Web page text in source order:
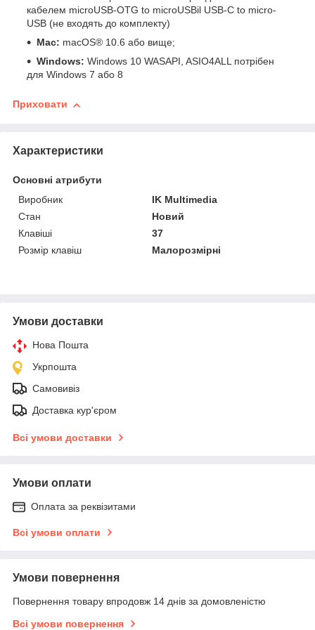
кабелем microUSB-OTG to microUSBil USB-C to micro-
USB (не входять до комплекту)
Mac: macOS® 10.6 або вище;
Windows: Windows 10 WASAPI, ASIO4ALL потрібен
для Windows 7 або 8
Приховати
Характеристики
Основні атрибути
Виробник
IK Multimedia
Стан
Новий
Клавіші
37
Розмір клавіш
Малорозмірні
Умови доставки
Нова Пошта
Укрпошта
Самовивіз
Доставка кур'єром
Всі умови доставки
Умови оплати
Оплата за реквізитами
Всі умови оплати
Умови повернення
Повернення товару впродовж 14 днів за домовленістю
Всі умови повернення